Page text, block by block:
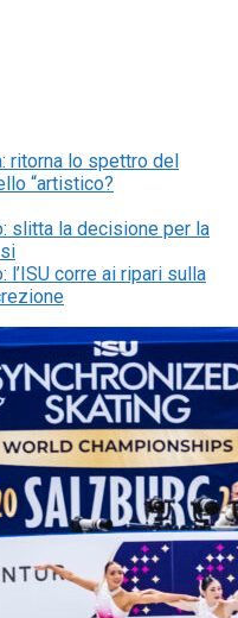
ritorna lo spettro del
“artistico?
slitta la decisione per la
corre ai ripari sulla